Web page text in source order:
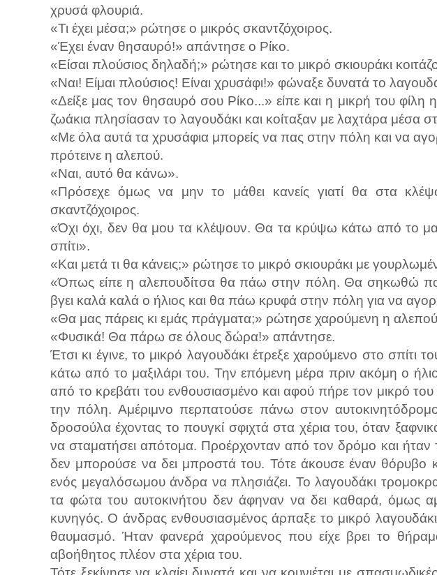
χρυσά φλουριά.
«Τι έχει μέσα;» ρώτησε ο μικρός σκαντζόχοιρος.
«Έχει έναν θησαυρό!» απάντησε ο Ρίκο.
«Είσαι πλούσιος δηλαδή;» ρώτησε και το μικρό σκιουράκι
«Ναι! Είμαι πλούσιος! Είναι χρυσάφι!» φώναξε δυνατά το
«Δείξε μας τον θησαυρό σου Ρίκο...» είπε και η μικρή του φίλη
ζωάκια πλησίασαν το λαγουδάκι και κοίταξαν με λαχτάρα μέσα
«Με όλα αυτά τα χρυσάφια μπορείς να πας στην πόλη και να
πρότεινε η αλεπού.
«Ναι, αυτό θα κάνω».
«Πρόσεχε όμως να μην το μάθει κανείς γιατί θα στα
σκαντζόχοιρος.
«Όχι όχι, δεν θα μου τα κλέψουν. Θα τα κρύψω κάτω από το
σπίτι».
«Και μετά τι θα κάνεις;» ρώτησε το μικρό σκιουράκι με
«Όπως είπε η αλεπουδίτσα θα πάω στην πόλη. Θα σηκωθώ
βγει καλά καλά ο ήλιος και θα πάω κρυφά στην πόλη για να
«Θα μας πάρεις κι εμάς πράγματα;» ρώτησε χαρούμενη η
«Φυσικά! Θα πάρω σε όλους δώρα!» απάντησε.
Έτσι κι έγινε, το μικρό λαγουδάκι έτρεξε χαρούμενο στο σπίτι
κάτω από το μαξιλάρι του. Την επόμενη μέρα πριν ακόμη ο
από το κρεβάτι του ενθουσιασμένο και αφού πήρε τον μικρό του
την πόλη. Αμέριμνο περπατούσε πάνω στον
δροσούλα έχοντας το πουγκί σφιχτά στα χέρια του, όταν
να σταματήσει απότομα. Προέρχονταν από τον δρόμο και ήταν
δεν μπορούσε να δει μπροστά του. Τότε άκουσε έναν θόρυβο
ενός μεγαλόσωμου άνδρα να πλησιάζει. Το λαγουδάκι
τα φώτα του αυτοκινήτου δεν άφηναν να δει καθαρά, όμως
κυνηγός. Ο άνδρας ενθουσιασμένος άρπαξε το μικρό λαγουδάκι
θαυμασμό. Ήταν φανερά χαρούμενος που είχε βρει το
αβοήθητος πλέον στα χέρια του.